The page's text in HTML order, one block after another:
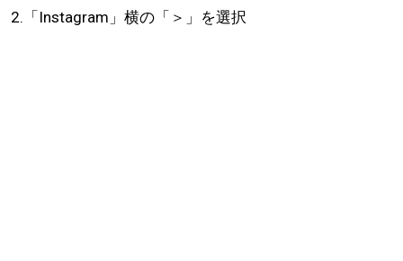
2.「Instagram」横の「＞」を選択